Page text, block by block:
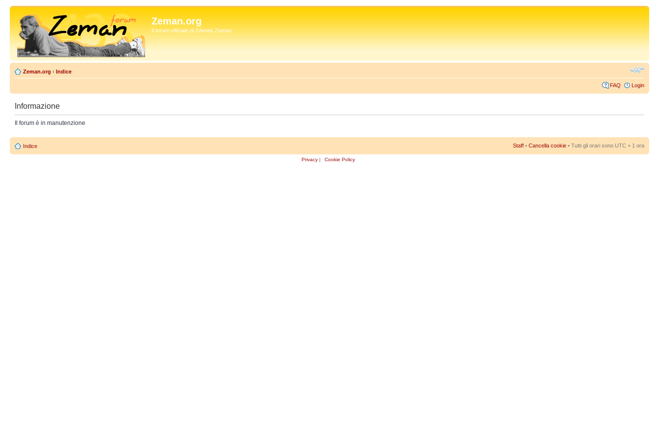
Zeman.org
Il forum ufficiale di Zdenek Zeman
Zeman.org ‹ Indice
FAQ Login
Informazione
Il forum è in manutenzione
Indice Staff • Cancella cookie • Tutti gli orari sono UTC + 1 ora
Privacy | Cookie Policy